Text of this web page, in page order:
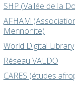
SHP (Vallée de la
AFHAM
Mennonite)
World Digital Library
Réseau VALDO
CARES (études